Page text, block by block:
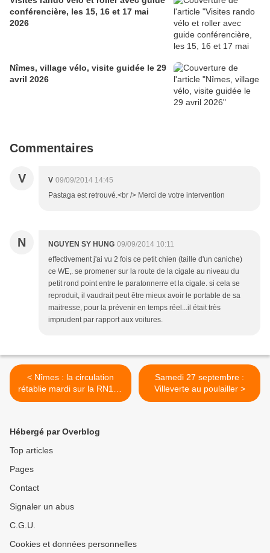
conférencière, les 15, 16 et 17 mai
2026
Nîmes, village vélo, visite guidée le 29
avril 2026
Commentaires
V V 09/09/2014 14:45
Pastaga est retrouvé.<br /> Merci de votre intervention
N NGUYEN SY HUNG 09/09/2014 10:11
effectivement j'ai vu 2 fois ce petit chien (taille d'un caniche)
ce WE,. se promener sur la route de la cigale au niveau du
petit rond point entre le paratonnerre et la cigale. si cela se
reproduit, il vaudrait peut être mieux avoir le portable de sa
maitresse, pour la prévenir en temps réel...il était très
imprudent par rapport aux voitures.
< Nîmes : la circulation
rétablie mardi sur la RN106
au carrefour du
Samedi 27 septembre :
Villeverte au poulailler >
Hébergé par Overblog
Top articles
Pages
Contact
Signaler un abus
C.G.U.
Cookies et données personnelles